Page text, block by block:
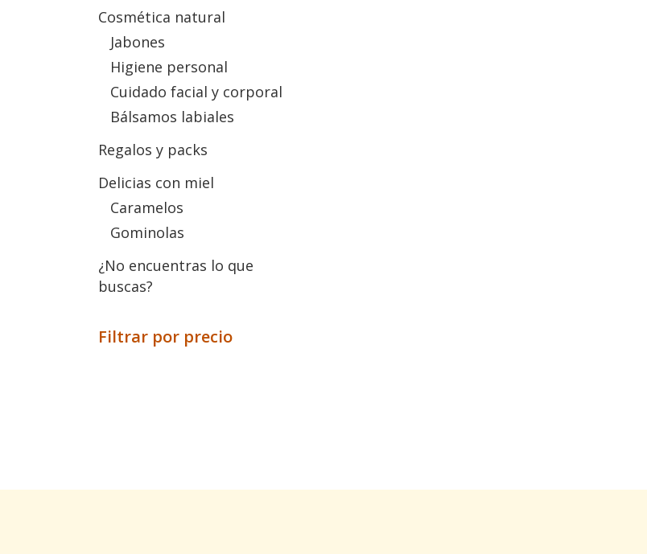
Cosmética natural
Jabones
Higiene personal
Cuidado facial y corporal
Bálsamos labiales
Regalos y packs
Delicias con miel
Caramelos
Gominolas
¿No encuentras lo que
buscas?
Filtrar por precio